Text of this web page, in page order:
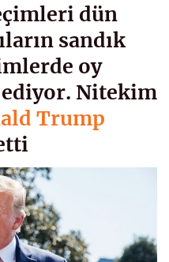
dün
sandık
oy
ediyor. Nitekim
Trump